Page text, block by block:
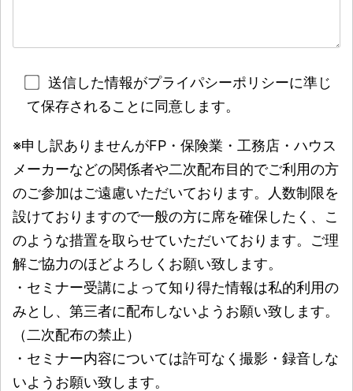
送信した情報がプライパシーポリシーに準じ
て保存されることに同意します。
※申し訳ありませんがFP・保険業・工務店・ハウス
メーカーなどの関係者や二次配布目的でご利用の方
のご参加はご遠慮いただいております。人数制限を
設けておりますので一般の方に席を確保したく、こ
のような措置を取らせていただいております。ご理
解ご協力のほどよろしくお願い致します。
・セミナー受講によって知り得た情報は私的利用の
みとし、第三者に配布しないようお願い致します。
（二次配布の禁止）
・セミナー内容については許可なく撮影・録音しな
いようお願い致します。